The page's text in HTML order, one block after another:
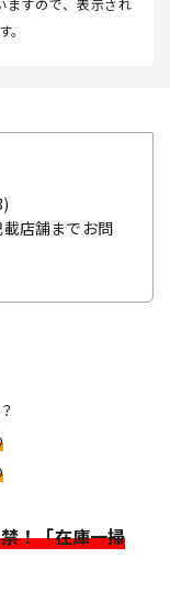
すので、表示され
店舗までお問
！「在庫一掃